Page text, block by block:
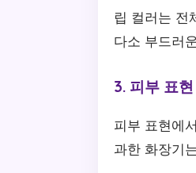
립 컬러는 전
다소 부드러
3. 피부 표현
피부 표현에
과한 화장기